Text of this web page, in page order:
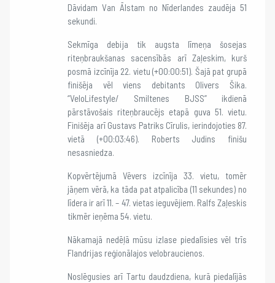
Dāvidam Van Ālstam no Nīderlandes zaudēja 51
sekundi.
Sekmīga debija tik augsta līmeņa šosejas
riteņbraukšanas sacensībās arī Zaļeskim, kurš
posmā izcīnīja 22. vietu (+00:00:51). Šajā pat grupā
finišēja vēl viens debitants Olivers Šika.
“VeloLifestyle/ Smiltenes BJSS” ikdienā
pārstāvošais riteņbraucējs etapā guva 51. vietu.
Finišēja arī Gustavs Patriks Cīrulis, ierindojoties 87.
vietā (+00:03:46). Roberts Judins finišu
nesasniedza.
Kopvērtējumā Vēvers izcīnīja 33. vietu, tomēr
jāņem vērā, ka tāda pat atpalicība (11 sekundes) no
līdera ir arī 11. – 47. vietas ieguvējiem. Ralfs Zaļeskis
tikmēr ieņēma 54. vietu.
Nākamajā nedēļā mūsu izlase piedalīsies vēl trīs
Flandrijas reģionālajos velobraucienos.
Noslēgusies arī Tartu daudzdiena, kurā piedalījās